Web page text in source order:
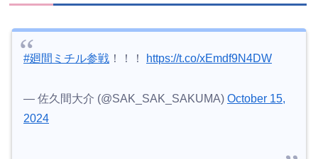
#廻間ミチル参戦 ！！！ https://t.co/xEmdf9N4DW
— 佐久間大介 (@SAK_SAK_SAKUMA) October 15,
2024